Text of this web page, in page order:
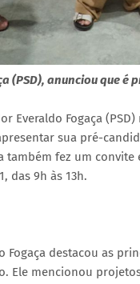
(PSD), anunciou que
Everaldo Fogaça
sua pré-
também fez um
das 9h às 13h.
Fogaça destacou as
Ele mencionou